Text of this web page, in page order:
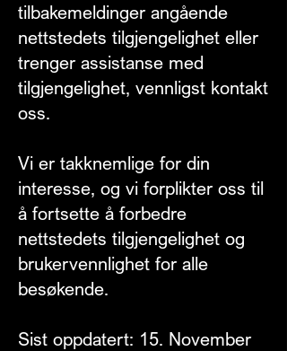
tilbakemeldinger angående
nettstedets tilgjengelighet eller
trenger assistanse med
tilgjengelighet, vennligst kontakt
oss.
Vi er takknemlige for din
interesse, og vi forplikter oss til
å fortsette å forbedre
nettstedets tilgjengelighet og
brukervennlighet for alle
besøkende.
Sist oppdatert: 15. November